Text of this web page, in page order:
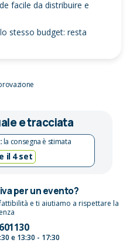
facile da distribuire e
stesso budget: resta
e tracciata
la consegna è stimata
il 4 set
per un evento?
e ti aiutiamo a rispettare la
e 13:30 - 17:30